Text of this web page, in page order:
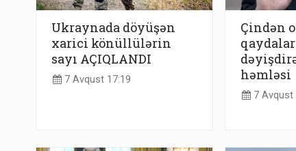
Ukraynada döyüşən
xarici könüllülərin
sayı AÇIQLANDI
7 Avqust 17:19
Çindən
həmləsi
7 Avqust